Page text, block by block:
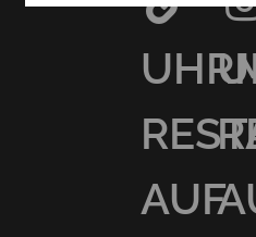
AUF